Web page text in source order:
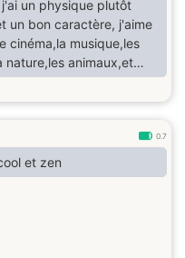
un physique plutôt
un bon caractère, j'aime
cinéma,la musique,les
nature,les animaux,et
et apprendre de
0.7
et zen